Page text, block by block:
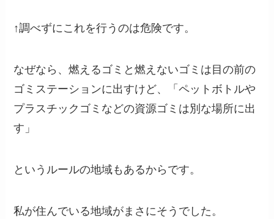
↑調べずにこれを行うのは危険です。
なぜなら、燃えるゴミと燃えないゴミは目の前の
ゴミステーションに出すけど、
「ペットボトルや
プラスチックゴミなどの資源ゴミは別な場所に出
す」
というルールの地域もあるからです。
私が住んでいる地域がまさにそうでした。